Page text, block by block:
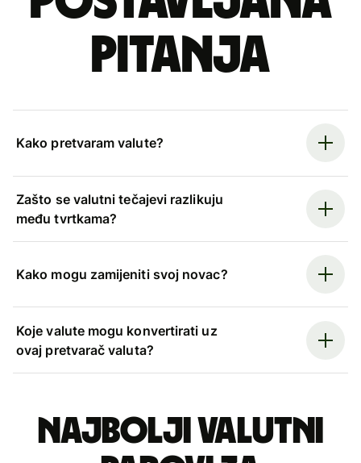
pitanja
Kako pretvaram valute?
Zašto se valutni tečajevi razlikuju
među tvrtkama?
Kako mogu zamijeniti svoj novac?
Koje valute mogu konvertirati uz
ovaj pretvarač valuta?
Najbolji valutni